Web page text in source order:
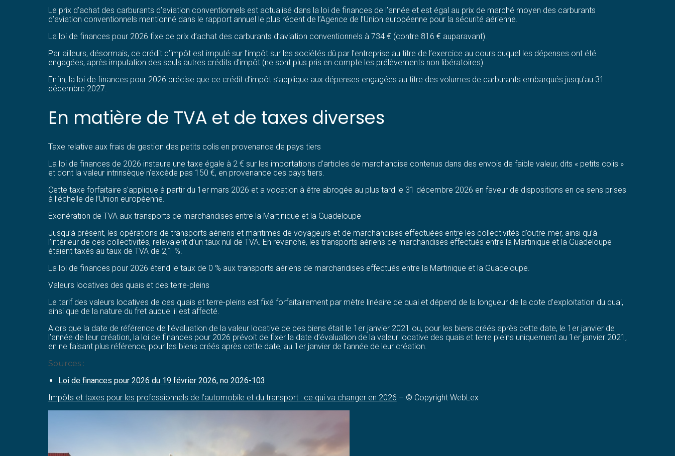
Le prix d’achat des carburants d’aviation conventionnels est actualisé dans la loi de finances de l’année et est égal au prix de marché moyen des carburants
d’aviation conventionnels mentionné dans le rapport annuel le plus récent de l’Agence de l’Union européenne pour la sécurité aérienne.
La loi de finances pour 2026 fixe ce prix d’achat des carburants d’aviation conventionnels à 734 € (contre 816 € auparavant).
Par ailleurs, désormais, ce crédit d’impôt est imputé sur l’impôt sur les sociétés dû par l’entreprise au titre de l’exercice au cours duquel les dépenses ont été
engagées, après imputation des seuls autres crédits d’impôt (ne sont plus pris en compte les prélèvements non libératoires).
Enfin, la loi de finances pour 2026 précise que ce crédit d’impôt s’applique aux dépenses engagées au titre des volumes de carburants embarqués jusqu’au 31
décembre 2027.
En matière de TVA et de taxes diverses
Taxe relative aux frais de gestion des petits colis en provenance de pays tiers
La loi de finances de 2026 instaure une taxe égale à 2 € sur les importations d’articles de marchandise contenus dans des envois de faible valeur, dits « petits colis »
et dont la valeur intrinsèque n’excède pas 150 €, en provenance des pays tiers.
Cette taxe forfaitaire s’applique à partir du 1er mars 2026 et a vocation à être abrogée au plus tard le 31 décembre 2026 en faveur de dispositions en ce sens prises
à l’échelle de l’Union européenne.
Exonération de TVA aux transports de marchandises entre la Martinique et la Guadeloupe
Jusqu’à présent, les opérations de transports aériens et maritimes de voyageurs et de marchandises effectuées entre les collectivités d’outre-mer, ainsi qu’à
l’intérieur de ces collectivités, relevaient d’un taux nul de TVA. En revanche, les transports aériens de marchandises effectués entre la Martinique et la Guadeloupe
étaient taxés au taux de TVA de 2,1 %.
La loi de finances pour 2026 étend le taux de 0 % aux transports aériens de marchandises effectués entre la Martinique et la Guadeloupe.
Valeurs locatives des quais et des terre-pleins
Le tarif des valeurs locatives de ces quais et terre-pleins est fixé forfaitairement par mètre linéaire de quai et dépend de la longueur de la cote d’exploitation du quai,
ainsi que de la nature du fret auquel il est affecté.
Alors que la date de référence de l’évaluation de la valeur locative de ces biens était le 1er janvier 2021 ou, pour les biens créés après cette date, le 1er janvier de
l’année de leur création, la loi de finances pour 2026 prévoit de fixer la date d’évaluation de la valeur locative des quais et terre pleins uniquement au 1er janvier 2021,
en ne faisant plus référence, pour les biens créés après cette date, au 1er janvier de l’année de leur création.
Sources :
Loi de finances pour 2026 du 19 février 2026, no 2026-103
Impôts et taxes pour les professionnels de l’automobile et du transport : ce qui va changer en 2026 – © Copyright WebLex